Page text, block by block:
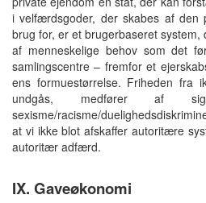
i velfærdsgoder, der skabes af den
brug for, er et brugerbaseret
af menneskelige behov som det
samlingscentre – fremfor et
ens formuestørrelse. Friheden fra
undgås, medfører af
sexisme/racisme/
at vi ikke blot afskaffer autoritære
autoritær adfærd.
IX. Gaveøkonomi